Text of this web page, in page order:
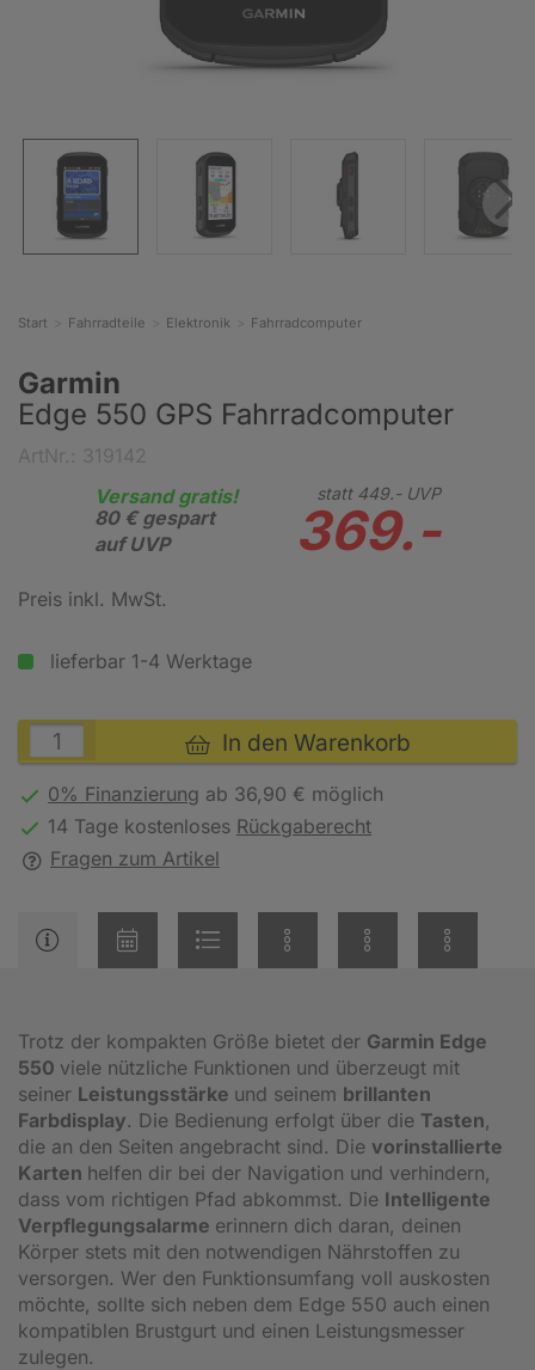
Start Fahrradteile Elektronik Fahrradcomputer
Garmin
Edge 550 GPS Fahrradcomputer
Versand gratis!
80 € gespart
auf UVP
statt 449.-UVP
369.-
Preis inkl. MwSt.
lieferbar 1-4 Werktage
In den Warenkorb
0% Finanzierung ab 36,90 € möglich
14 Tage kostenloses Rückgaberecht
Fragen zum Artikel
Trotz der kompakten Größe bietet der Garmin Edge
550 viele nützliche Funktionen und überzeugt mit
seiner Leistungsstärke und seinem brillanten
Farbdisplay. Die Bedienung erfolgt über die Tasten,
die an den Seiten angebracht sind. Die vorinstallierte
Karten helfen dir bei der Navigation und verhindern,
dass vom richtigen Pfad abkommst. Die Intelligente
Verpflegungsalarme erinnern dich daran, deinen
Körper stets mit den notwendigen Nährstoffen zu
versorgen. Wer den Funktionsumfang voll auskosten
möchte, sollte sich neben dem Edge 550 auch einen
kompatiblen Brustgurt und einen Leistungsmesser
zulegen.